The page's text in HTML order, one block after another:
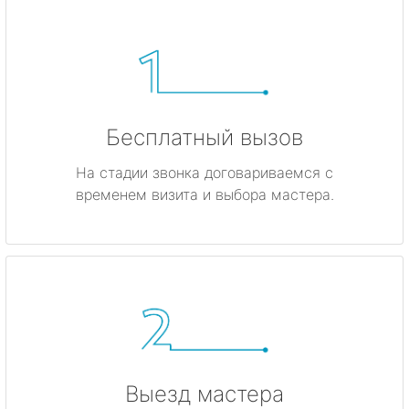
Бесплатный вызов
На стадии звонка договариваемся с
временем визита и выбора мастера.
Выезд мастера